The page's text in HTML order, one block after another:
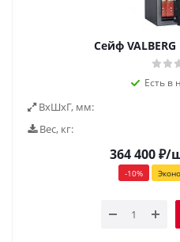
Сейф
Есть в
ВxШxГ, мм:
Вес, кг:
364 400₽/
-10%